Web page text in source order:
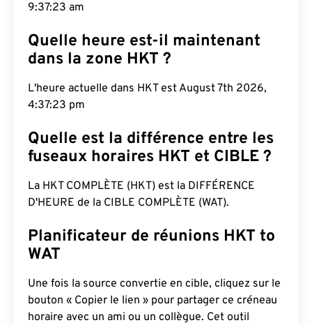
9:37:24 am
Quelle heure est-il maintenant
dans la zone HKT ?
L'heure actuelle dans HKT est August 7th 2026,
4:37:24 pm
Quelle est la différence entre les
fuseaux horaires HKT et CIBLE ?
La HKT COMPLÈTE (HKT) est la DIFFÉRENCE
D'HEURE de la CIBLE COMPLÈTE (WAT).
Planificateur de réunions HKT to
WAT
Une fois la source convertie en cible, cliquez sur le
bouton « Copier le lien » pour partager ce créneau
horaire avec un ami ou un collègue. Cet outil